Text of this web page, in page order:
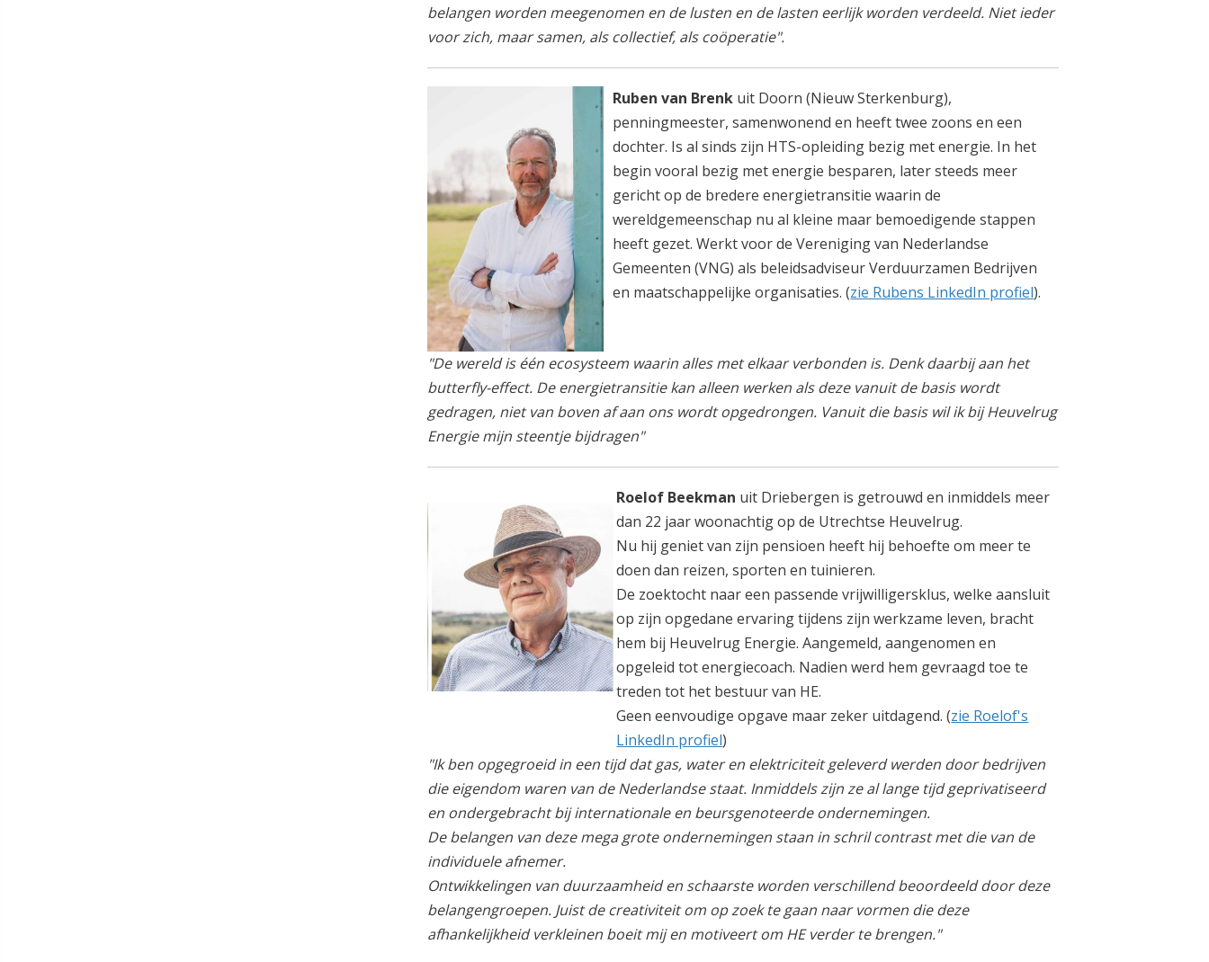
belangen worden meegenomen en de lusten en de lasten eerlijk worden verdeeld. Niet ieder
voor zich, maar samen, als collectief, als coöperatie".
Ruben van Brenk uit Doorn (Nieuw Sterkenburg),
penningmeester, samenwonend en heeft twee zoons en een
dochter. Is al sinds zijn HTS-opleiding bezig met energie. In het
begin vooral bezig met energie besparen, later steeds meer
gericht op de bredere energietransitie waarin de
wereldgemeenschap nu al kleine maar bemoedigende stappen
heeft gezet. Werkt voor de Vereniging van Nederlandse
Gemeenten (VNG) als beleidsadviseur Verduurzamen Bedrijven
en maatschappelijke organisaties. (zie Rubens LinkedIn profiel).
"De wereld is één ecosysteem waarin alles met elkaar verbonden is. Denk daarbij aan het
butterfly-effect. De energietransitie kan alleen werken als deze vanuit de basis wordt
gedragen, niet van boven af aan ons wordt opgedrongen. Vanuit die basis wil ik bij Heuvelrug
Energie mijn steentje bijdragen"
Roelof Beekman uit Driebergen is getrouwd en inmiddels meer
dan 22 jaar woonachtig op de Utrechtse Heuvelrug.
Nu hij geniet van zijn pensioen heeft hij behoefte om meer te
doen dan reizen, sporten en tuinieren.
De zoektocht naar een passende vrijwilligersklus, welke aansluit
op zijn opgedane ervaring tijdens zijn werkzame leven, bracht
hem bij Heuvelrug Energie. Aangemeld, aangenomen en
opgeleid tot energiecoach. Nadien werd hem gevraagd toe te
treden tot het bestuur van HE.
Geen eenvoudige opgave maar zeker uitdagend. (zie Roelof's
LinkedIn profiel)
"Ik ben opgegroeid in een tijd dat gas, water en elektriciteit geleverd werden door bedrijven
die eigendom waren van de Nederlandse staat. Inmiddels zijn ze al lange tijd geprivatiseerd
en ondergebracht bij internationale en beursgenoteerde ondernemingen.
De belangen van deze mega grote ondernemingen staan in schril contrast met die van de
individuele afnemer.
Ontwikkelingen van duurzaamheid en schaarste worden verschillend beoordeeld door deze
belangengroepen. Juist de creativiteit om op zoek te gaan naar vormen die deze
afhankelijkheid verkleinen boeit mij en motiveert om HE verder te brengen."